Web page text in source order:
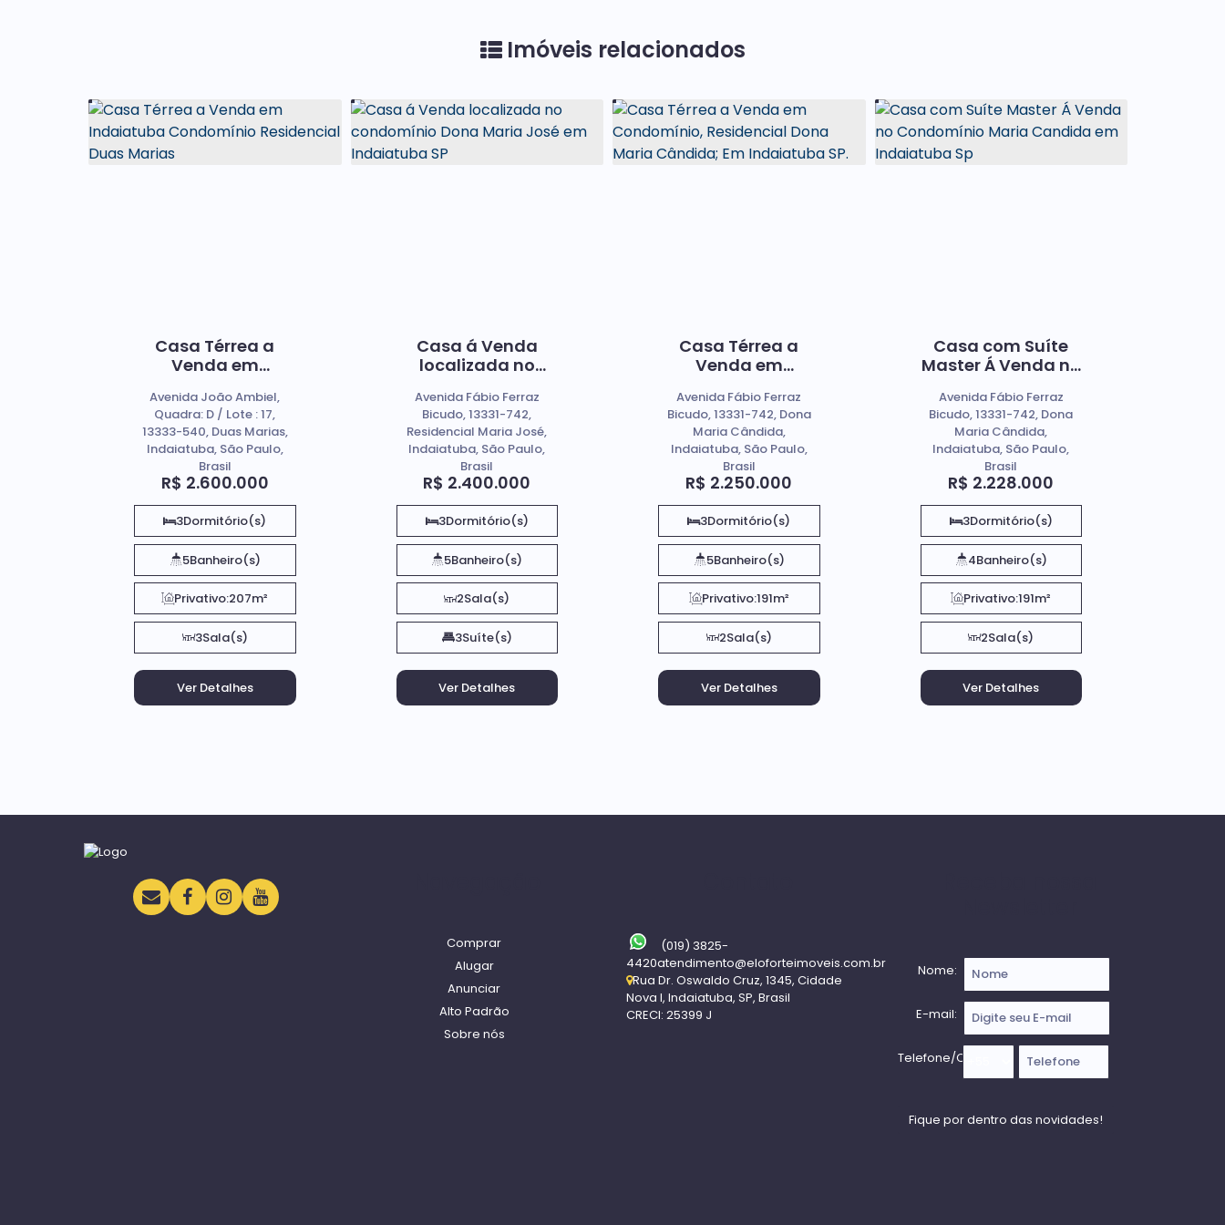
Imóveis relacionados
Casa Térrea a
Venda em
Condomínio
Residencial Duas
Marias
R$ 2.600.000
Avenida João Ambiel,
Quadra: D / Lote : 17,
13333-540, Duas Marias,
Indaiatuba, São Paulo,
Brasil
3Dormitório(s)
5Banheiro(s)
Privativo:207m²
3Sala(s)
Casa á Venda
localizada no
Maria José em
Indaiatuba SP
R$ 2.400.000
Avenida Fábio Ferraz
Bicudo, 13331-742,
Residencial Maria José,
Indaiatuba, São Paulo,
Brasil
3Dormitório(s)
5Banheiro(s)
2Sala(s)
3Suíte(s)
Casa Térrea a
Venda em
Residencial Dona
Maria Cândida;
Em Indaiatuba SP.
R$ 2.250.000
Avenida Fábio Ferraz
Bicudo, 13331-742, Dona
Maria Cândida,
Indaiatuba, São Paulo,
Brasil
3Dormitório(s)
5Banheiro(s)
Privativo:191m²
2Sala(s)
Casa com Suíte
Master Á Venda no
Candida em
Indaiatuba Sp
R$ 2.228.000
Avenida Fábio Ferraz
Bicudo, 13331-742, Dona
Maria Cândida,
Indaiatuba, São Paulo,
Brasil
3Dormitório(s)
4Banheiro(s)
Privativo:191m²
2Sala(s)
Comprar
Alugar
Anunciar
Alto Padrão
Sobre nós
(019) 3825-
4420atendimento@eloforteimoveis.com.br
Rua Dr. Oswaldo Cruz, 1345, Cidade
Nova I, Indaiatuba, SP, Brasil
CRECI: 25399 J
Nome:
E-mail:
Telefone/Celular: